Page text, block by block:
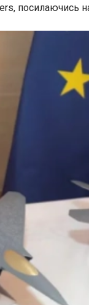
посилаючись